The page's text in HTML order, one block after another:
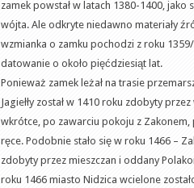
zamek powstał w latach 1380-1400, jako
wójta. Ale odkryte niedawno materiały
wzmianka o zamku pochodzi z roku
datowanie o około pięćdziesiąt lat.
Ponieważ zamek leżał na trasie
Jagiełły został w 1410 roku zdobyty
wkrótce, po zawarciu pokoju z Zakonem,
ręce. Podobnie stało się w roku 1466 –
zdobyty przez mieszczan i oddany
roku 1466 miasto Nidzica wcielone